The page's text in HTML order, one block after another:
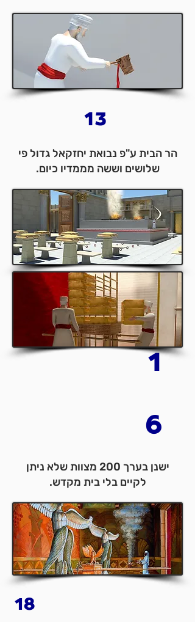
13
הר הבית ע"פ נבואת יחזקאל גדול פי
שלושים וששה מממדיו כיום.
1
6
ישנן בערך 200 מצוות שלא ניתן
לקיים בלי בית מקדש.
18